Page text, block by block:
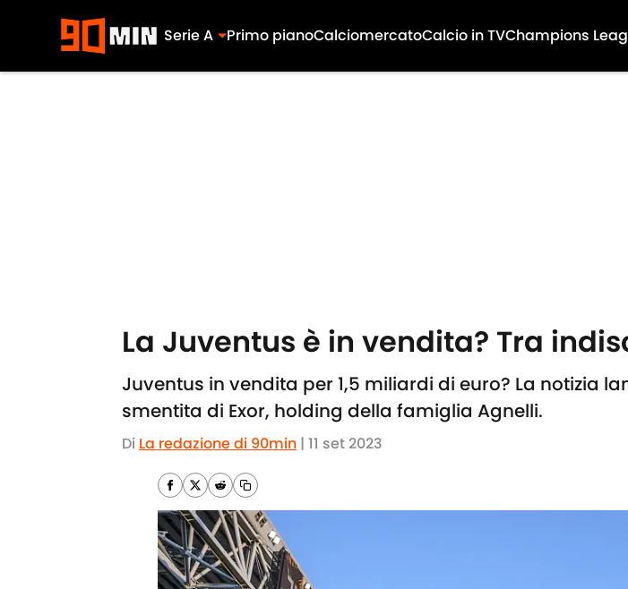
Serie A Primo pianoCalciomercatoCalcio in TVChampions
La Juventus è in vendita? Tra
Juventus in vendita per 1,5 miliardi di euro? La notizia
smentita di Exor, holding della famiglia Agnelli.
Di La redazione di 90min | 11 set 2023